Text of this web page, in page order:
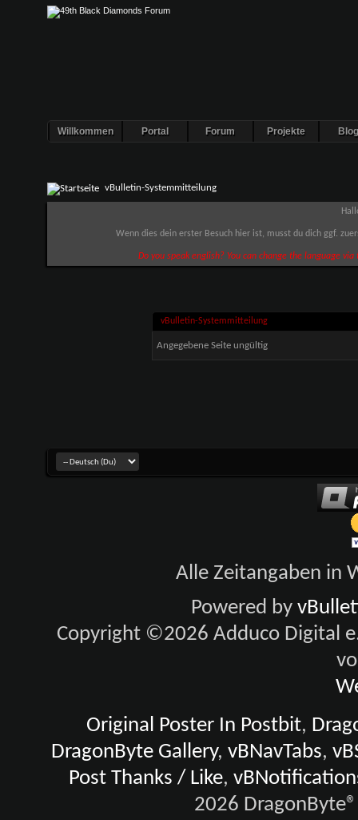
Willkommen Portal Forum Projekte
vBulletin-Systemmitteilung
Wenn dies dein erster Besuch hier ist, musst du dich ggf.
Do you speak english? You can change the language
vBulletin-Systemmitteilung
Angegebene Seite ungültig
Alle Zeitangaben in
Powered by
Copyright ©2026 Adduco Digital
Original Poster In Postbit,
DragonByte Gallery,vBNavTabs,
Post Thanks / Like,
2026